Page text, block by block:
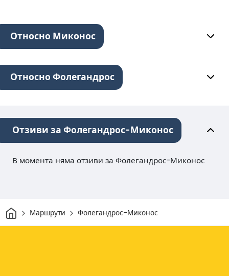
Относно Миконос
Относно Фолегандрос
Отзиви за Фолегандрос-Миконос
В момента няма отзиви за Фолегандрос-Миконос
Начало
Маршрути Фолегандрос-Миконос